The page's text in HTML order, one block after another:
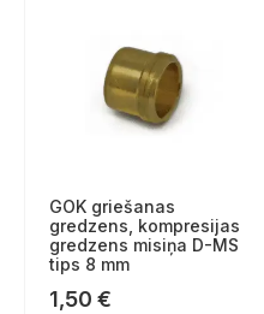
GOK griešanas
gredzens, kompresijas
gredzens misiņa D-MS
tips 8 mm
1,50 €